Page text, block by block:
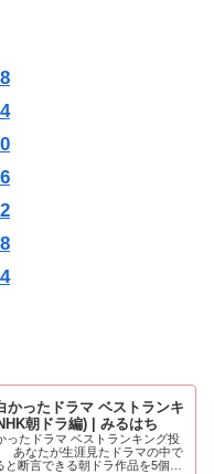
かったドラマ ベストランキ
朝ドラ編) | みるはち
ったドラマ ベストランキング投
あなたが生涯見たドラマの中で
と断言できる朝ドラ作品を5個選